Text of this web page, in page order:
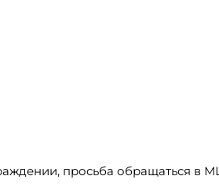
просьба обращаться в